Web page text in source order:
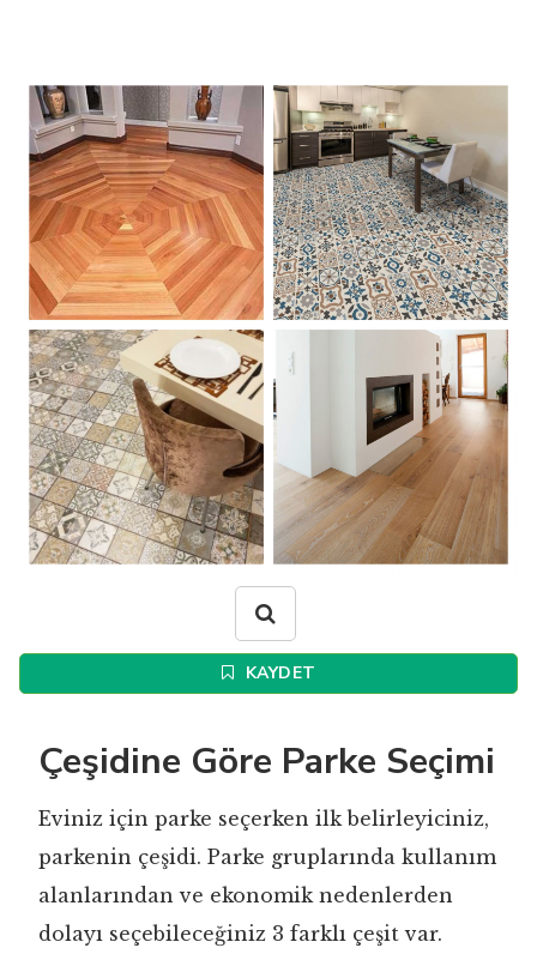
KAYDET
Çeşidine Göre Parke Seçimi
Eviniz için parke seçerken ilk belirleyiciniz,
parkenin çeşidi. Parke gruplarında kullanım
alanlarından ve ekonomik nedenlerden
dolayı seçebileceğiniz 3 farklı çeşit var.